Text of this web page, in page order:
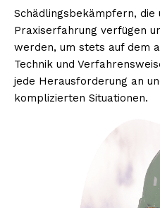
Schädlingsbekämpfern, die
Praxiserfahrung verfügen
werden, um stets auf dem
Technik und
jede Herausforderung an
komplizierten Situationen.